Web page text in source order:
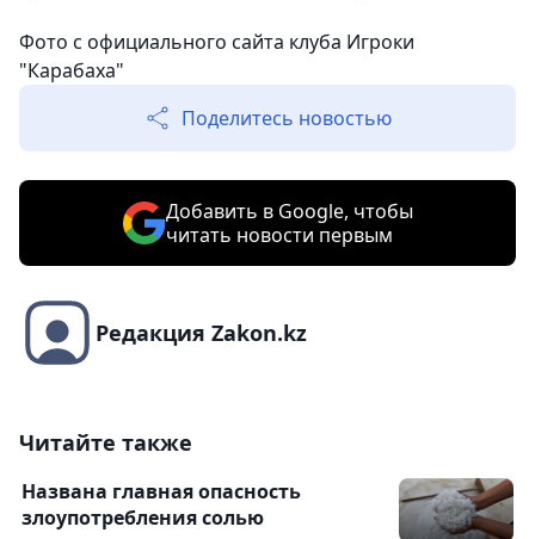
Фото с официального сайта клуба Игроки
"Карабаха"
Поделитесь новостью
Добавить в Google, чтобы
читать новости первым
Редакция Zakon.kz
Читайте также
Названа главная опасность
злоупотребления солью